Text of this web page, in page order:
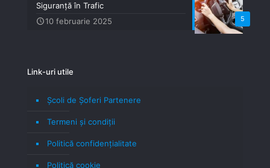
5
Siguranță în Trafic
10 februarie 2025
Link-uri utile
Școli de Șoferi Partenere
Termeni şi condiţii
Politică confidenţialitate
Politică cookie